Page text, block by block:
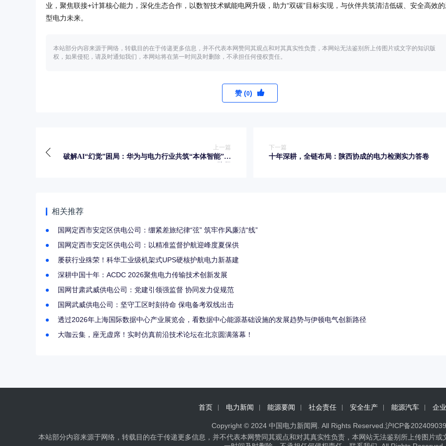
业，聚焦联接+计算核心能力，深化生态合作，以数智技术赋能电网升级，助力“双碳”目标实现，与伙伴共筑清洁低碳、安全高效
型电力未来。
本站部分内容来源于网络，转载目的在于传递更多信息，并不代表本网赞同其观点和对其真实性负责，本网站无法鉴别所上传图片或文字的知识版
权，如果侵犯，请及时通知我们，本网站将在第一时间及时删除，不承担任何侵权责任。
赞 (0)
上一篇
破解AI“幻觉”困局：华为与电力行业共筑“本体智能”新
下一篇
十年深耕，全链布局：陕西协成的电力检测实力答卷
相关推荐
国网定西市安定区供电公司：绷紧差旅纪律“弦” 筑牢作风廉洁“线”
国网定西市安定区供电公司：以精准监督护航迎峰度夏保供
屡获行业殊荣！科华工业级机架式UPS硬核护航电力新基建
深耕中国十年：ACDC 2026聚焦电力传输技术创新发展
国网甘肃武威供电公司：党建引领强监督 协同发力促规范
国网武威供电公司：坚守工区时刻待命 保电备考双线出击 ​
透过2026年上海国际数据中心产业展览会，看数据中心能源基础设施的发展趋势与伊顿电气创新路径
大咖云集，座无虚席！实时仿真前沿技术论坛在北京圆满落幕！
首页 电力新闻 能源要闻 社会责任 安全生产 能源汽车 企
Copyright © 2024 中国电力新闻网 . All Rights Reserved. 沪ICP备
本站部分内容来源于网络，转载目的在于传递更多信息，并不代表本网赞同其观点和对其真实性负责，本网站无法鉴别所上传图片